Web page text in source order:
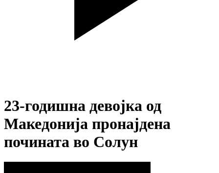
23-годишна девојка од
Македонија пронајдена
почината во Солун